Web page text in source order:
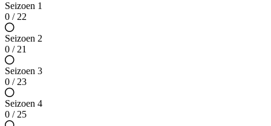
Seizoen 1
0 / 22
Seizoen 2
0 / 21
Seizoen 3
0 / 23
Seizoen 4
0 / 25